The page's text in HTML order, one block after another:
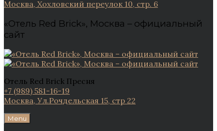
Москва, Хохловский переулок 10, стр. 6
«Отель Red Brick», Москва – официальный
сайт
Отель Red Brick Пресня
+7 (989) 581-16-19
Москва, Ул.Рочдельская 15, стр 22
Menu